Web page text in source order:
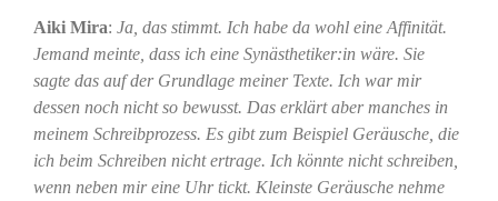
Aiki Mira: Ja, das stimmt. Ich habe da wohl eine Affinität.
Jemand meinte, dass ich eine Synästhetiker:in wäre. Sie
sagte das auf der Grundlage meiner Texte. Ich war mir
dessen noch nicht so bewusst. Das erklärt aber manches in
meinem Schreibprozess. Es gibt zum Beispiel Geräusche, die
ich beim Schreiben nicht ertrage. Ich könnte nicht schreiben,
wenn neben mir eine Uhr tickt. Kleinste Geräusche nehme